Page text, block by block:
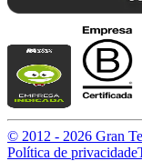
© 2012 - 2026 Gran
Política de privacidade